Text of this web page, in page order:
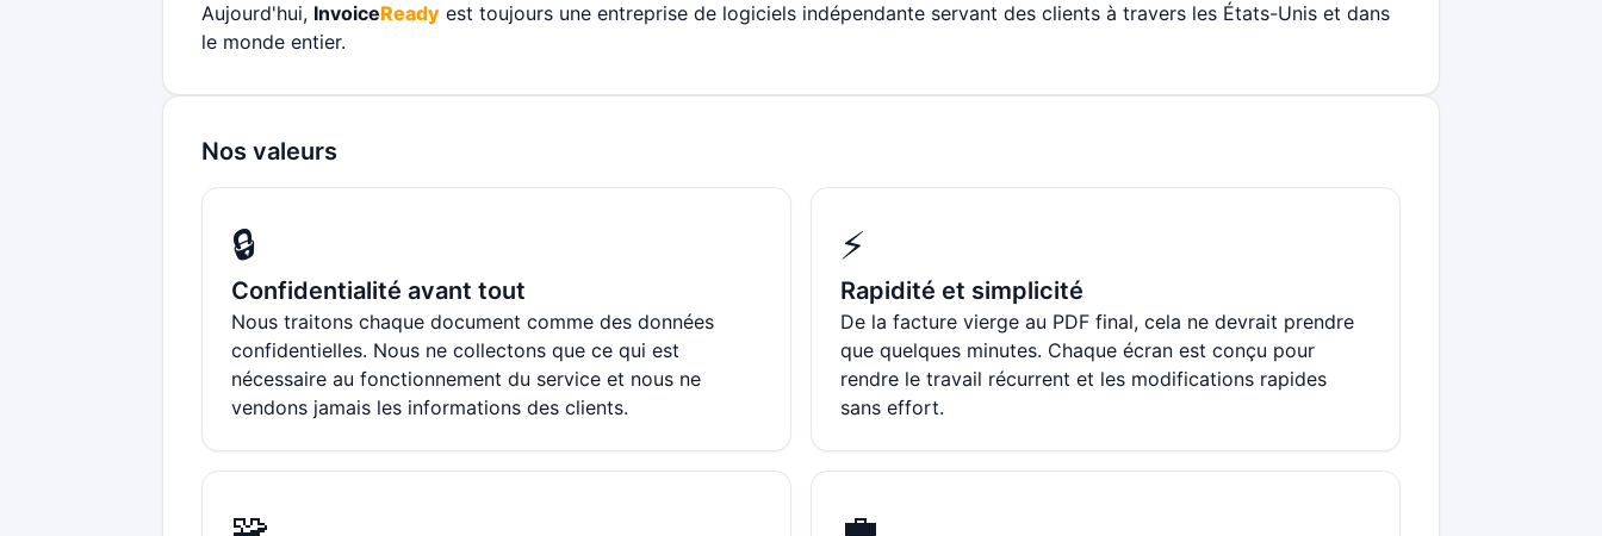
Aujourd'hui, InvoiceReady est toujours une entreprise de logiciels indépendante servant des clients à travers les États-Unis et dans
le monde entier.
Nos valeurs
🔒
Confidentialité avant tout
Nous traitons chaque document comme des données
confidentielles. Nous ne collectons que ce qui est
nécessaire au fonctionnement du service et nous ne
vendons jamais les informations des clients.
⚡
Rapidité et simplicité
De la facture vierge au PDF final, cela ne devrait prendre
que quelques minutes. Chaque écran est conçu pour
rendre le travail récurrent et les modifications rapides
sans effort.